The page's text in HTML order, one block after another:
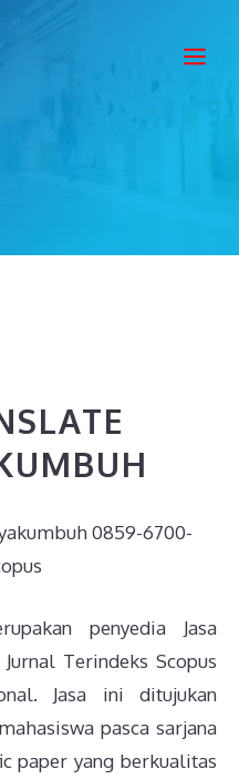
0859-6700-
penyedia Jasa
Terindeks Scopus
Jasa ini ditujukan
pasca sarjana
paper yang berkualitas